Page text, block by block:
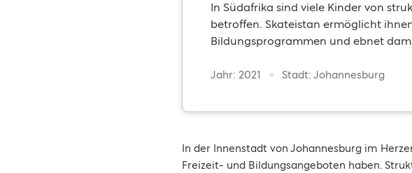
In Südafrika sind viele Kinder von
betroffen. Skateistan ermöglicht
Bildungsprogrammen und ebnet
Jahr: 2021 Stadt: Johannesburg
In der Innenstadt von Johannesburg im
Freizeit- und Bildungsangeboten haben.